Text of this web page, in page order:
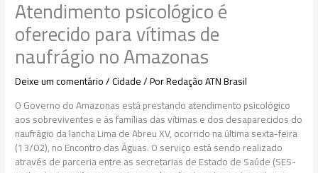
Atendimento psicológico é
oferecido para vítimas de
naufrágio no Amazonas
Deixe um comentário/Cidade/ PorRedação ATN Brasil
O Governo do Amazonas está prestando atendimento psicológico
aos sobreviventes e às famílias das vítimas e dos desaparecidos do
naufrágio da lancha Lima de Abreu XV, ocorrido na última sexta-feira
(13/02), no Encontro das Águas. O serviço está sendo realizado
através de parceria entre as secretarias de Estado de Saúde (SES-